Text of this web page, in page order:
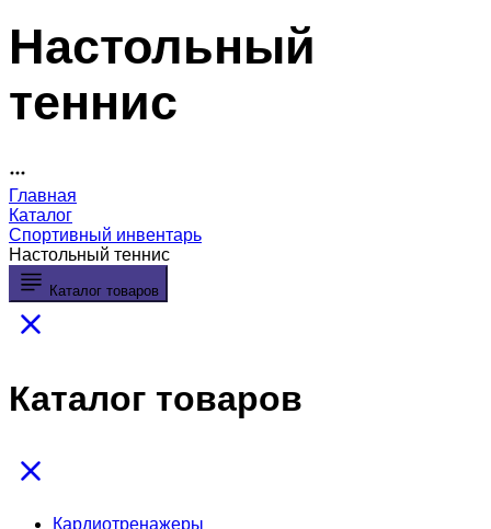
Настольный
теннис
Главная
Каталог
Спортивный инвентарь
Настольный теннис
Каталог товаров
Каталог товаров
Кардиотренажеры